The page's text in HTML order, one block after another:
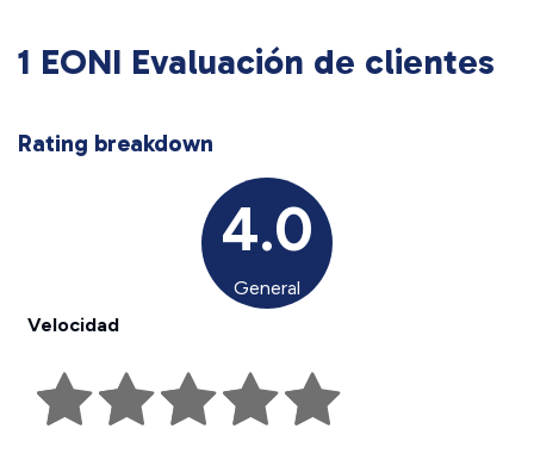
1 EONI Evaluación de clientes
Rating breakdown
4.0
General
Velocidad